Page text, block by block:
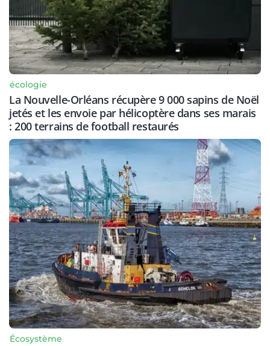
écologie
La Nouvelle-Orléans récupère 9 000 sapins de Noël
jetés et les envoie par hélicoptère dans ses marais
: 200 terrains de football restaurés
Écosystème